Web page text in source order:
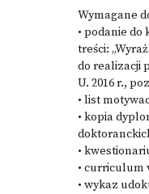
Wymagane
• podanie
treści:
do realizacji
U. 2016 r.,
• list
• kopia
•
• curriculum
• wykaz